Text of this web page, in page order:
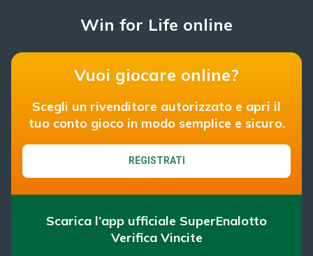
Win for Life online
Vuoi giocare online?
Scegli un rivenditore autorizzato e apri il
tuo conto gioco in modo semplice e sicuro.
REGISTRATI
Scarica l’app ufficiale SuperEnalotto
Verifica Vincite